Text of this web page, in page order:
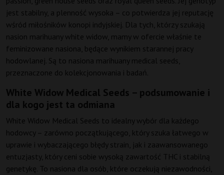
jest stabilny, a plenność wysoka – co potwierdza jej reputację
wśród miłośników konopi indyjskiej. Dla tych, którzy szukają
nasion marihuany white widow, mamy w ofercie właśnie te
feminizowane nasiona, będące wynikiem starannej pracy
hodowlanej. Są to nasiona marihuany medical seeds,
przeznaczone do kolekcjonowania i badań.
White Widow Medical Seeds – podsumowanie i
dla kogo jest ta odmiana
White Widow Medical Seeds to idealny wybór dla każdego
hodowcy – zarówno początkującego, który szuka łatwego w
uprawie i wybaczającego błędy strain, jak i zaawansowanego
entuzjasty, który ceni sobie wysoką zawartość THC i stabilną
genetykę. To nasiona dla osób, które oczekują niezawodności,